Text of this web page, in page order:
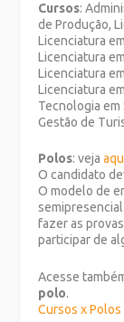
Cursos:
de Produção,
Licenciatura
Licenciatura
Licenciatura
Licenciatura
Tecnologia em
Gestão de
Polos: veja
O candidato
O modelo de
fazer as
participar de
Acesse
polo.
Cursos x Polos